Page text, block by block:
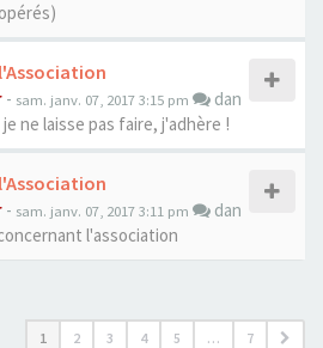
- sam. janv. 07, 2017 3:15 pm
dan
ne laisse pas faire, j'adhère !
- sam. janv. 07, 2017 3:11 pm
dan
l'association
1 2 3 4 5 … 7